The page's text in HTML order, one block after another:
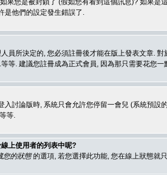
果您是被封鎖了 (假如您有看到這個訊息)? 如果
是他們的設定發生錯誤了.
員所決定的, 您必須註冊後才能在版上發表文章.
等. 建議您註冊成為正式會員, 因為那只需要花您一
入討論版時, 系統只會允許您停留一會兒 (系統預
等.
上使用者的列表中呢?
您的狀態的選項, 若您選擇此功能, 您在線上狀態就